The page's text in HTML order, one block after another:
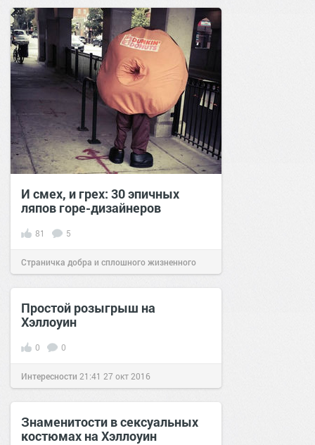
И смех, и грех: 30 эпичных
ляпов горе-дизайнеров
81 5
Страничка добра и сплошного жизненного
позитива!08:5013 дек 2020
Простой розыгрыш на
Хэллоуин
0 0
Интересности 21:41 27 окт 2016
Знаменитости в сексуальных
костюмах на Хэллоуин